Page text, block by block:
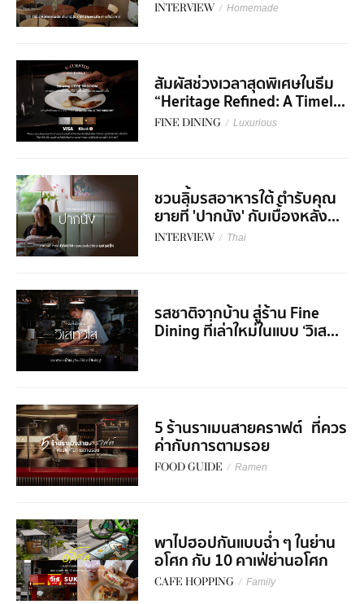
INTERVIEW / Homemade
สัมผัสช่วงเวลาสุดพิเศษในธีม
“Heritage Refined: A Timel...
FINE DINING / Luxurious
ชวนลิ้มรสอาหารใต้ ตำรับคุณ
ยายที่ 'ปากนัง' กับเบื้องหลัง...
INTERVIEW / Thai
รสชาติจากบ้าน สู่ร้าน Fine
Dining ที่เล่าใหม่ในแบบ ‘วิเส...
5 ร้านราเมนสายคราฟต์ ที่ควร
ค่ากับการตามรอย
FOOD GUIDE / Ramen
พาไปฮอปกันแบบฉ่ำ ๆ ในย่าน
อโศก กับ 10 คาเฟ่ย่านอโศก
CAFE HOPPING / Family